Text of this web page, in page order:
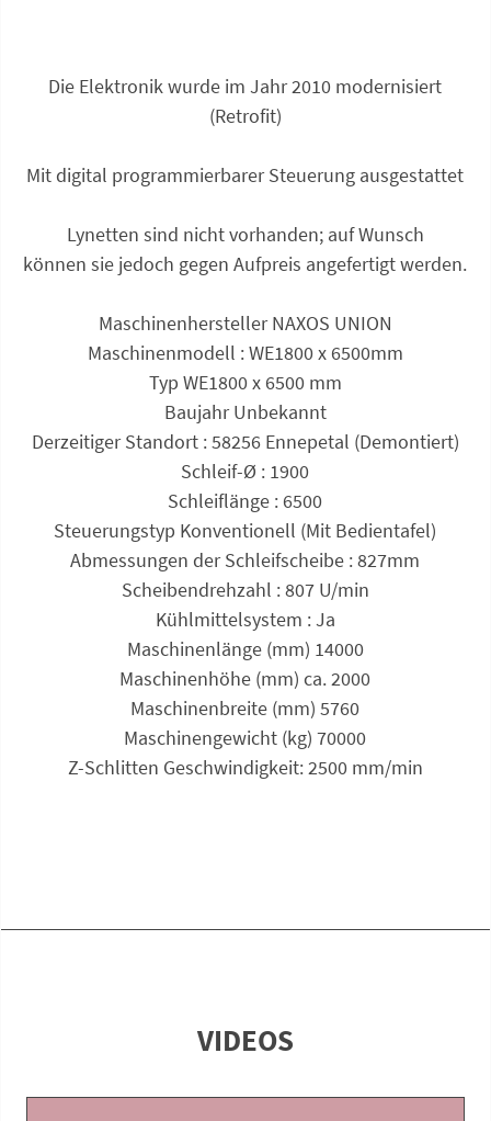
Die Elektronik wurde im Jahr 2010 modernisiert
(Retrofit)
Mit digital programmierbarer Steuerung ausgestattet
Lynetten sind nicht vorhanden; auf Wunsch
können sie jedoch gegen Aufpreis angefertigt werden.
Maschinenhersteller NAXOS UNION
Maschinenmodell : WE1800 x 6500mm
Typ WE1800 x 6500 mm
Baujahr Unbekannt
Derzeitiger Standort : 58256 Ennepetal (Demontiert)
Schleif-Ø : 1900
Schleif­länge : 6500
Steuerungstyp Konventionell (Mit Bedientafel)
Abmessungen der Schleifscheibe : 827mm
Scheibendrehzahl : 807 U/min
Kühlmittelsystem : Ja
Maschinen­länge (mm) 14000
Maschinenhöhe (mm) ca. 2000
Maschinen­breite (mm) 5760
Maschinengewicht (kg) 70000
Z-Schlitten Geschwindigkeit: 2500 mm/min
VIDEOS